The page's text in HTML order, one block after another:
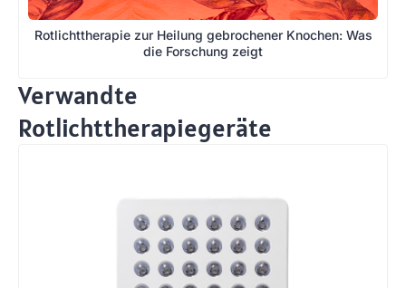
Rotlichttherapie zur Heilung gebrochener Knochen: Was
die Forschung zeigt
Verwandte
Rotlichttherapiegeräte